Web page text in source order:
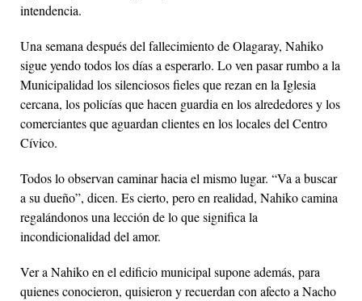
intendencia.
Una semana después del fallecimiento de Olagaray, Nahiko
sigue yendo todos los días a esperarlo. Lo ven pasar rumbo a la
Municipalidad los silenciosos fieles que rezan en la Iglesia
cercana, los policías que hacen guardia en los alrededores y los
comerciantes que aguardan clientes en los locales del Centro
Cívico.
Todos lo observan caminar hacia el mismo lugar. “Va a buscar
a su dueño”, dicen. Es cierto, pero en realidad, Nahiko camina
regalándonos una lección de lo que significa la
incondicionalidad del amor.
Ver a Nahiko en el edificio municipal supone además, para
quienes conocieron, quisieron y recuerdan con afecto a Nacho